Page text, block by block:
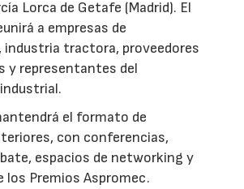
Lorca de Getafe (Madrid). El
a empresas de
industria tractora, proveedores
y representantes del
el formato de
con conferencias,
espacios de networking y
los Premios Aspromec.